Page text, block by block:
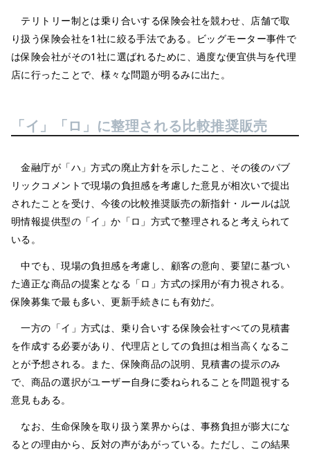
テリトリー制とは乗り合いする保険会社を競わせ、店舗で取
り扱う保険会社を1社に絞る手法である。ビッグモーター事件で
は保険会社がその1社に選ばれるために、過度な便宜供与を代理
店に行ったことで、様々な問題が明るみに出た。
「イ」「ロ」に整理される比較推奨販売
金融庁が「ハ」方式の廃止方針を示したこと、その後のパブ
リックコメントで現場の負担感を考慮した意見が相次いで提出
されたことを受け、今後の比較推奨販売の新指針・ルールは説
明情報提供型の「イ」か「ロ」方式で整理されると考えられて
いる。
中でも、現場の負担感を考慮し、顧客の意向、要望に基づい
た適正な商品の提案となる「ロ」方式の採用が有力視される。
保険募集で最も多い、更新手続きにも有効だ。
一方の「イ」方式は、乗り合いする保険会社すべての見積書
を作成する必要があり、代理店としての負担は相当高くなるこ
とが予想される。また、保険商品の説明、見積書の提示のみ
で、商品の選択がユーザー自身に委ねられることを問題視する
意見もある。
なお、生命保険を取り扱う業界からは、事務負担が膨大にな
るとの理由から、反対の声があがっている。ただし、この結果